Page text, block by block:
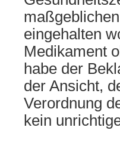
eingehalten
Medikament
habe der
der Ansicht,
Verordnung
kein